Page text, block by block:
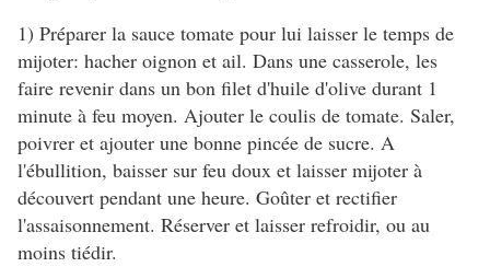
1) Préparer la sauce tomate pour lui laisser le temps de
mijoter: hacher oignon et ail. Dans une casserole, les
faire revenir dans un bon filet d'huile d'olive durant 1
minute à feu moyen. Ajouter le coulis de tomate. Saler,
poivrer et ajouter une bonne pincée de sucre. A
l'ébullition, baisser sur feu doux et laisser mijoter à
découvert pendant une heure. Goûter et rectifier
l'assaisonnement. Réserver et laisser refroidir, ou au
moins tiédir.